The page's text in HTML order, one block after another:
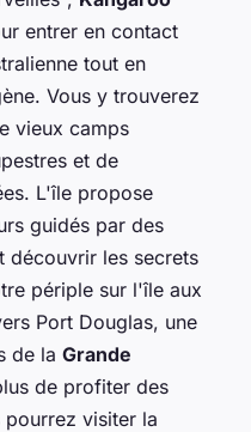
entrer en contact
tout en
Vous y trouverez
vieux camps
et de
L'île propose
guidés par des
découvrir les secrets
périple sur l'île aux
Port Douglas, une
de la Grande
de profiter des
visiter la